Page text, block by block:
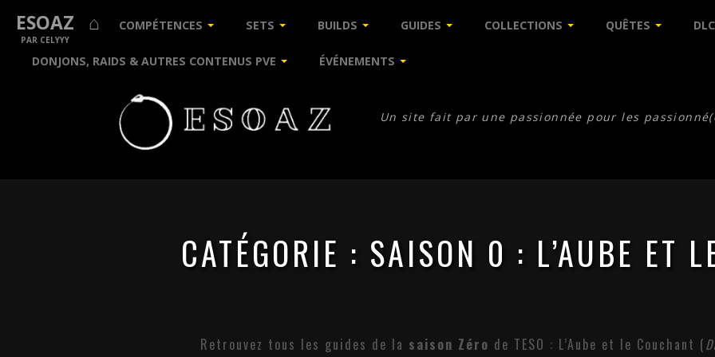
Un site fait par une passionnée pour les
ESOAZ ⌂
PAR CELYYY
COMPÉTENCES SETS BUILDS GUIDES COLLECTIONS QUÊTES
DONJONS, RAIDS & AUTRES CONTENUS PVE ÉVÉNEMENTS
CATÉGORIE : SAISON 0 : L’AUBE ET
Retrouvez tous les guides de la saison Zéro de TESO : L’Aube et le Couchant (